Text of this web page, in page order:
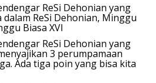
ReSi Dehonian yang
ReSi Dehonian, Minggu
Biasa XVI
ReSi Dehonian yang
3 perumpamaan
Ada tiga poin yang bisa kita